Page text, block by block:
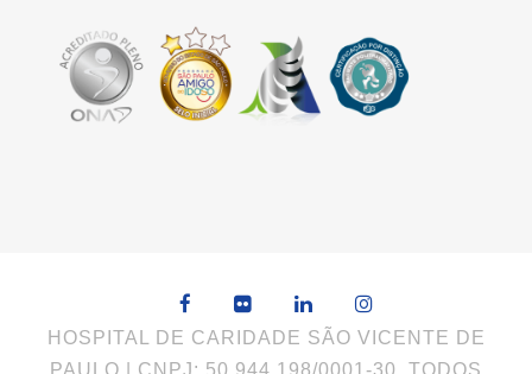
HOSPITAL DE CARIDADE SÃO VICENTE DE